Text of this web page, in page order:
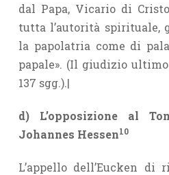
dal Papa, Vicario di
tutta l’autorità spirituale,
la papolatria come di
papale». (Il giudizio ultimo
137 sgg.).|
d) L’opposizione al
Johannes Hessen10
L’appello dell’Eucken